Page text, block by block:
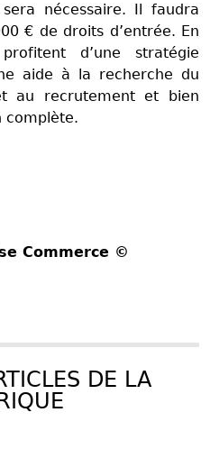
nécessaire. Il faudra
€ de droits d’entrée. En
d’une stratégie
aide à la recherche du
au recrutement et bien
complète.
Commerce ©
DE LA